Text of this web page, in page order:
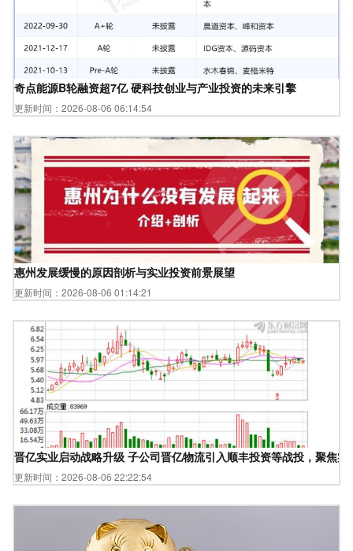
奇点能源B轮融资超7亿 硬科技创业与产业投资的未来引擎
更新时间：2026-08-06 06:14:54
惠州发展缓慢的原因剖析与实业投资前景展望
更新时间：2026-08-06 01:14:21
晋亿实业启动战略升级 子公司晋亿物流引入顺丰投资等战投，聚焦实
更新时间：2026-08-06 22:22:54